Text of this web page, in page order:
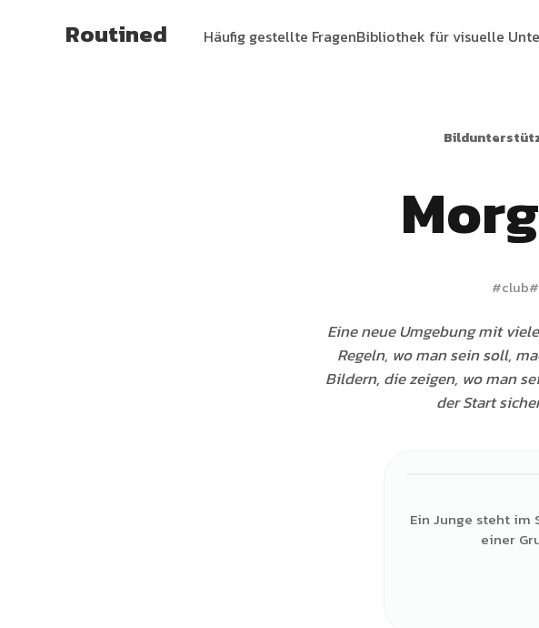
Routined Häufig gestellte FragenBibliothek für visuelle
#club#
Eine neue Umgebung mit
Regeln, wo man sein soll,
Bildern, die zeigen, wo man
der Start
Ein Junge steht im
einer